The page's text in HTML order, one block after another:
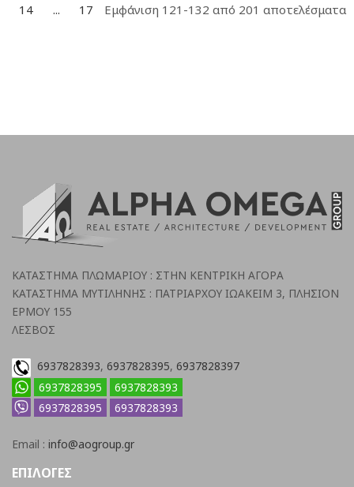
14
... 17 Εμφάνιση 121-132 από 201 αποτελέσματα
ΚΑΤΑΣΤΗΜΑ ΠΛΩΜΑΡΙΟΥ : ΣΤΗΝ ΚΕΝΤΡΙΚΗ ΑΓΟΡΑ
ΚΑΤΑΣΤΗΜΑ ΜΥΤΙΛΗΝΗΣ : ΠΑΤΡΙΑΡΧΟΥ ΙΩΑΚΕΙΜ 3, ΠΛΗΣΙΟΝ
ΕΡΜΟΥ 155
ΛΕΣΒΟΣ
6937828393, 6937828395, 6937828397
6937828395
6937828393
6937828395
6937828393
Email : info@aogroup.gr
ΕΠΙΛΟΓΕΣ